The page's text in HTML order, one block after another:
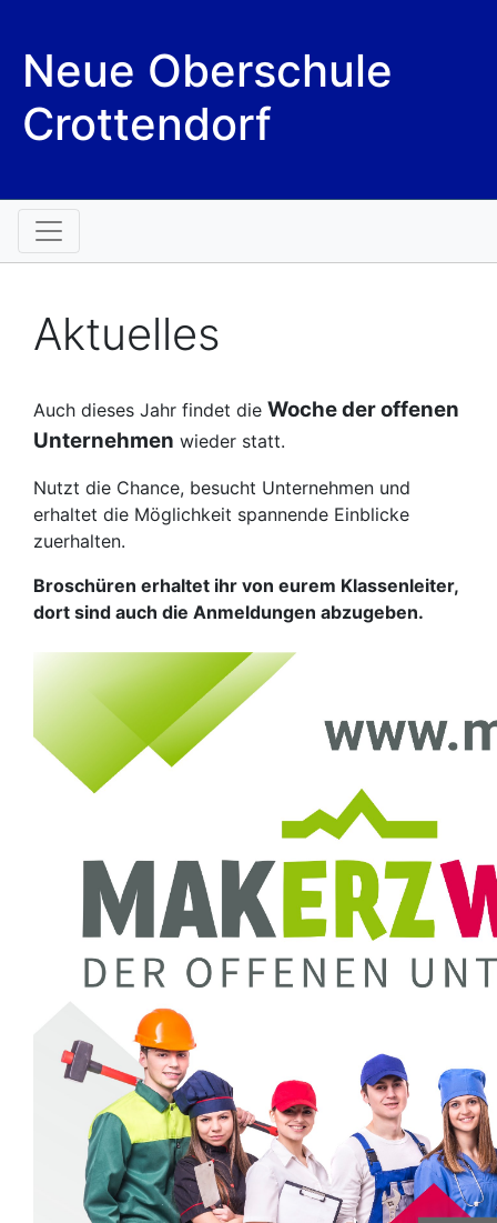
Neue Oberschule
Crottendorf
Aktuelles
Auch dieses Jahr findet die Woche der offenen
Unternehmen wieder statt.
Nutzt die Chance, besucht Unternehmen und
erhaltet die Möglichkeit spannende Einblicke
zuerhalten.
Broschüren erhaltet ihr von eurem Klassenleiter,
dort sind auch die Anmeldungen abzugeben.